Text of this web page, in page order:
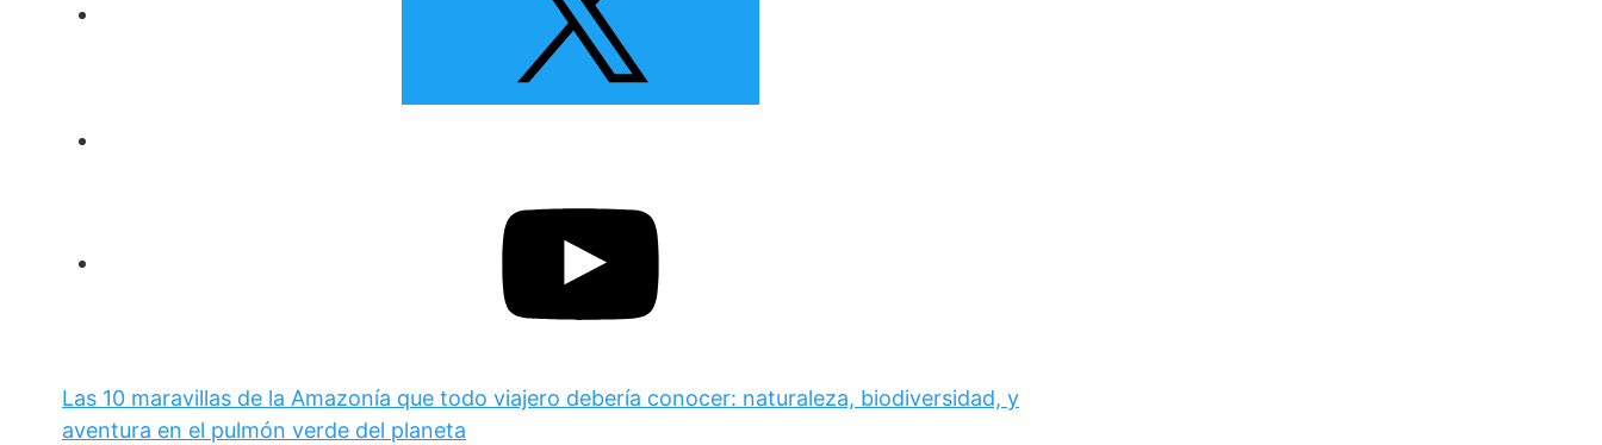
Las 10 maravillas de la Amazonía que todo viajero debería conocer: naturaleza, biodiversidad, y
aventura en el pulmón verde del planeta